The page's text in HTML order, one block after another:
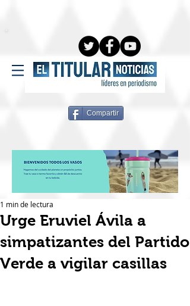
Compartir
Urge Eruviel Ávila a
simpatizantes del Partido
Verde a vigilar casillas
1 min de lectura